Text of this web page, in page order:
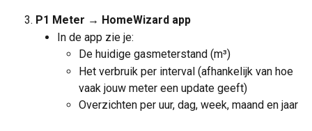
P1 Meter → HomeWizard app
In de app zie je:
De huidige gasmeterstand (m³)
Het verbruik per interval (afhankelijk van hoe
vaak jouw meter een update geeft)
Overzichten per uur, dag, week, maand en jaar